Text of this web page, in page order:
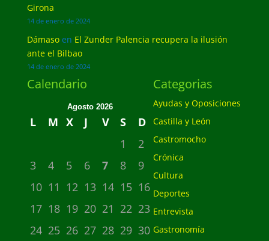
Girona
14 de enero de 2024
Dámasoen El Zunder Palencia recupera la ilusión
ante el Bilbao
14 de enero de 2024
Calendario
Agosto 2026
L M X J V S
D
1
2
3
4 5 6 7 8
9
10 11 12 13 14 15 16
17 18 19 20 21 22 23
24 25 26 27 28 29 30
Categorias
Ayudas y Oposiciones
Castilla y León
Castromocho
Crónica
Cultura
Deportes
Entrevista
Gastronomía